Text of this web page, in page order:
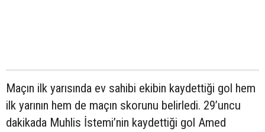
Maçın ilk yarısında ev sahibi ekibin kaydettiği gol hem
ilk yarının hem de maçın skorunu belirledi. 29’uncu
dakikada Muhlis İstemi’nin kaydettiği gol Amed